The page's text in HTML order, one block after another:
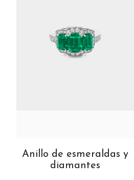
Anillo de esmeraldas y
diamantes